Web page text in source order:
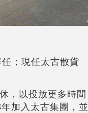
；現任太古散貨
，以投放更多時間
加入太古集團，並